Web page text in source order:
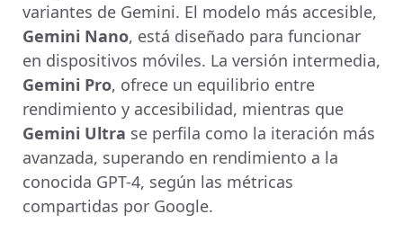
variantes de Gemini. El modelo más accesible,
Gemini Nano, está diseñado para funcionar
en dispositivos móviles. La versión intermedia,
Gemini Pro, ofrece un equilibrio entre
rendimiento y accesibilidad, mientras que
Gemini Ultra se perfila como la iteración más
avanzada, superando en rendimiento a la
conocida GPT-4, según las métricas
compartidas por Google.